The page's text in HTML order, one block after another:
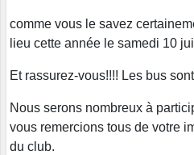
comme vous le savez
lieu cette année le samedi 10
Et rassurez-vous!!!! Les bus
Nous serons nombreux à
vous remercions tous de votre
du club.